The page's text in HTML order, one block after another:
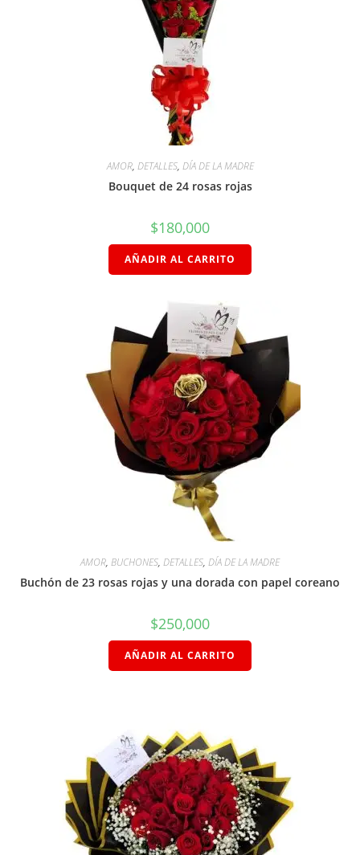
AMOR, DETALLES, DÍA DE LA MADRE
Bouquet de 24 rosas rojas
$180,000
AÑADIR AL CARRITO
AMOR, BUCHONES, DETALLES, DÍA DE LA MADRE
Buchón de 23 rosas rojas y una dorada con papel coreano
$250,000
AÑADIR AL CARRITO